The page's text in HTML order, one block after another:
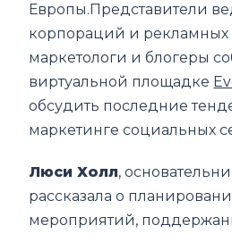
Европы.Представители
корпораций и рекламных
маркетологи и блогеры
виртуальной площадке
обсудить последние
маркетинге социальных
Люси Холл,
рассказала о
мероприятий,